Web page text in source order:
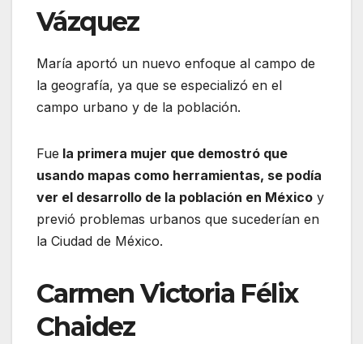
Vázquez
María aportó un nuevo enfoque al campo de
la geografía, ya que se especializó en el
campo urbano y de la población.
Fue la primera mujer que demostró que
usando mapas como herramientas, se podía
ver el desarrollo de la población en México y
previó problemas urbanos que sucederían en
la Ciudad de México.
Carmen Victoria Félix
Chaidez